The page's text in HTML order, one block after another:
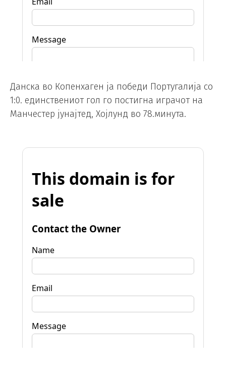
Данска во Копенхаген ја победи Португалија со
1:0. единствениот гол го постигна играчот на
Манчестер јунајтед, Хојлунд во 78.минута.